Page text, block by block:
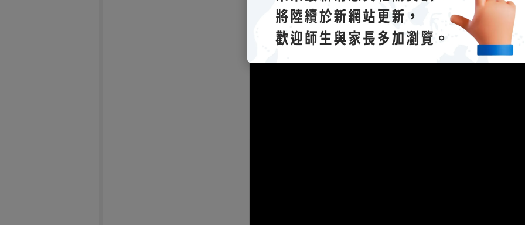
－參考資料：說明會簡報（ 連結 (另開新視窗)
）